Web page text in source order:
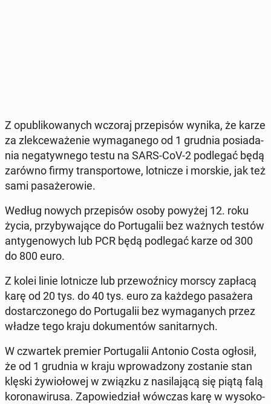
Z opu­bli­ko­wa­nych wczoraj prze­pi­sów wynika, że karze
za zlek­ce­wa­że­nie wy­ma­ga­ne­go od 1 grudnia po­sia­da­
nia ne­ga­tyw­ne­go testu na SARS-CoV-2 pod­le­gać będą
zarówno firmy trans­por­to­we, lot­ni­cze i morskie, jak też
sami pa­sa­że­ro­wie.
Według nowych prze­pi­sów osoby powyżej 12. roku
życia, przy­by­wa­ją­ce do Por­tu­ga­lii bez ważnych testów
an­ty­ge­no­wych lub PCR będą pod­le­gać karze od 300
do 800 euro.
Z kolei linie lot­ni­cze lub prze­woź­ni­cy morscy zapłacą
karę od 20 tys. do 40 tys. euro za każdego pa­sa­że­ra
do­star­czo­ne­go do Por­tu­ga­lii bez wy­ma­ga­nych przez
władze tego kraju do­ku­men­tów sa­ni­tar­nych.
W czwar­tek premier Por­tu­ga­lii Antonio Costa ogłosił,
że od 1 grudnia w kraju wpro­wa­dzo­ny zo­sta­nie stan
klęski ży­wio­ło­wej w związku z na­si­la­ją­cą się piątą falą
ko­ro­na­wi­ru­sa. Za­po­wie­dział wówczas karę w wy­so­ko­